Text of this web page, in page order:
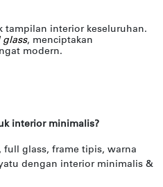
tampilan interior keseluruhan.
glass, menciptakan
modern.
interior minimalis?
full glass, frame tipis, warna
dengan interior minimalis &